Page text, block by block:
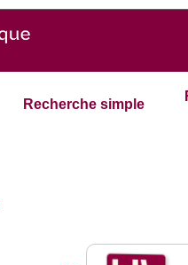
Recherche simple